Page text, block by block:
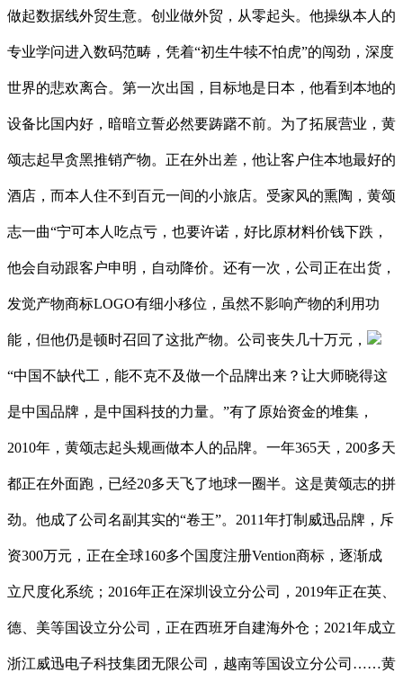
做起数据线外贸生意。创业做外贸，从零起头。他操纵本人的
专业学问进入数码范畴，凭着“初生牛犊不怕虎”的闯劲，深度
世界的悲欢离合。第一次出国，目标地是日本，他看到本地的
设备比国内好，暗暗立誓必然要踌躇不前。为了拓展营业，黄
颂志起早贪黑推销产物。正在外出差，他让客户住本地最好的
酒店，而本人住不到百元一间的小旅店。受家风的熏陶，黄颂
志一曲“宁可本人吃点亏，也要许诺，好比原材料价钱下跌，
他会自动跟客户申明，自动降价。还有一次，公司正在出货，
发觉产物商标LOGO有细小移位，虽然不影响产物的利用功
能，但他仍是顿时召回了这批产物。公司丧失几十万元，
“中国不缺代工，能不克不及做一个品牌出来？让大师晓得这
是中国品牌，是中国科技的力量。”有了原始资金的堆集，
2010年，黄颂志起头规画做本人的品牌。一年365天，200多天
都正在外面跑，已经20多天飞了地球一圈半。这是黄颂志的拼
劲。他成了公司名副其实的“卷王”。2011年打制威迅品牌，斥
资300万元，正在全球160多个国度注册Vention商标，逐渐成
立尺度化系统；2016年正在深圳设立分公司，2019年正在英、
德、美等国设立分公司，正在西班牙自建海外仓；2021年成立
浙江威迅电子科技集团无限公司，越南等国设立分公司……黄